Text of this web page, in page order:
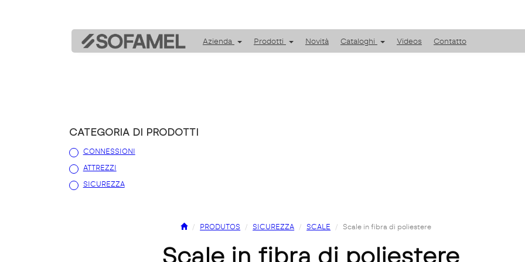
Azienda Prodotti Novità Cataloghi Videos Contatto
CATEGORIA DI PRODOTTI
CONNESSIONI
ATTREZZI
SICUREZZA
PRODUTOS SICUREZZA SCALE Scale in fibra di poliestere
scale in fibra di poliestere